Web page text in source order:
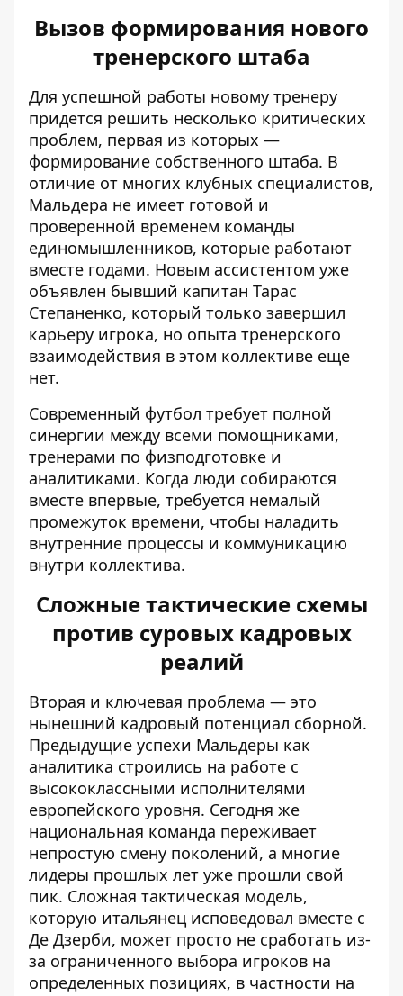
Вызов формирования нового
тренерского штаба
Для успешной работы новому тренеру
придется решить несколько критических
проблем, первая из которых —
формирование собственного штаба. В
отличие от многих клубных специалистов,
Мальдера не имеет готовой и
проверенной временем команды
единомышленников, которые работают
вместе годами. Новым ассистентом уже
объявлен бывший капитан Тарас
Степаненко, который только завершил
карьеру игрока, но опыта тренерского
взаимодействия в этом коллективе еще
нет.
Современный футбол требует полной
синергии между всеми помощниками,
тренерами по физподготовке и
аналитиками. Когда люди собираются
вместе впервые, требуется немалый
промежуток времени, чтобы наладить
внутренние процессы и коммуникацию
внутри коллектива.
Сложные тактические схемы
против суровых кадровых
реалий
Вторая и ключевая проблема — это
нынешний кадровый потенциал сборной.
Предыдущие успехи Мальдеры как
аналитика строились на работе с
высококлассными исполнителями
европейского уровня. Сегодня же
национальная команда переживает
непростую смену поколений, а многие
лидеры прошлых лет уже прошли свой
пик. Сложная тактическая модель,
которую итальянец исповедовал вместе с
Де Дзерби, может просто не сработать из-
за ограниченного выбора игроков на
определенных позициях, в частности на